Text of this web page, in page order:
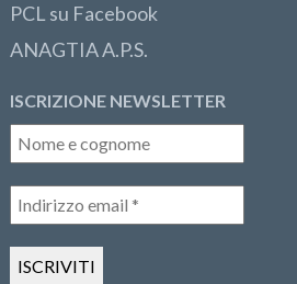
PCL su Facebook
ANAGTIA A.P.S.
ISCRIZIONE NEWSLETTER